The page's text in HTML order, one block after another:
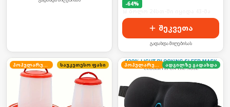
-64%
შეკვეთა
გადახდა მიღებისას
პოპულარული საუკეთესო ფასი პოპულარული ადგილზე გადახდა